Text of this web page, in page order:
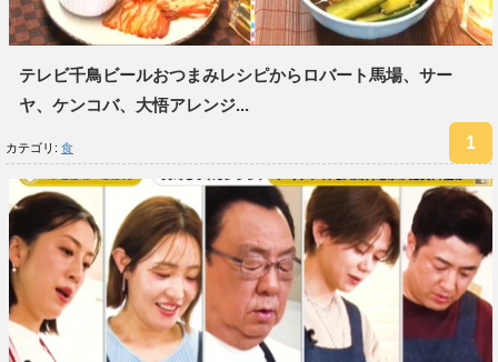
テレビ千鳥ビールおつまみレシピからロバート馬場、サー
ヤ、ケンコバ、大悟アレンジ...
カテゴリ: 食